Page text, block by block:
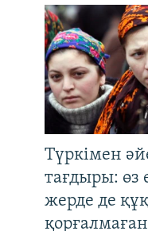
Түркімен
тағдыры: өз
жерде де
қорғалмаған